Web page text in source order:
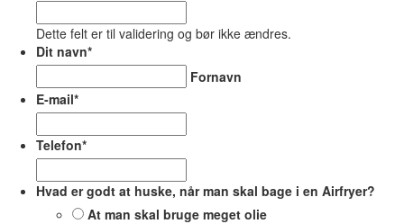
Dette felt er til validering og bør ikke ændres.
Dit navn*
Fornavn
E-mail*
Telefon*
Hvad er godt at huske, når man skal bage i en Airfryer?
At man skal bruge meget olie